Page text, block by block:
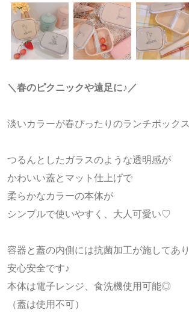
＼春のピクニックや遠足に♪／
淡いカラーが春ぴったりのランチボックス
つるんとしたガラスのような透明感が
かわいい蓋とマット仕上げで
柔らかなカラーの本体が
シンプルで使いやすく、大人可愛い♡
容器と蓋の内側には抗菌加工が施してあり
安心安全です♪
本体は電子レンジ、食洗機使用可能◎
（蓋は使用不可）